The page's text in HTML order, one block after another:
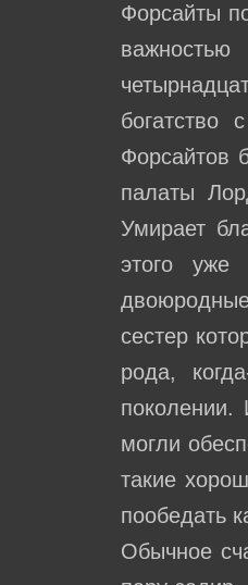
Форсайты
Форсайтов
палаты
Умирает
этого
сестер
рода,
поколении.
могли
такие
пообедать
Обычное